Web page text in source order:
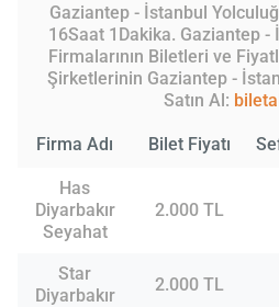
Gaziantep - İstanbul
16Saat 1Dakika. Gaziantep -
Firmalarının Biletleri ve
Şirketlerinin Gaziantep -
Satın Al:
Firma Adı Bilet Fiyatı
Has
Diyarbakır
Seyahat
2.000 TL
Star
Diyarbakır
2.000 TL